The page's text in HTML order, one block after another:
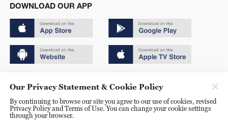
DOWNLOAD OUR APP
京ICP备20000184号
京公网安备 11010502050052号
Our Privacy Statement & Cookie Policy
By continuing to browse our site you agree to our use of cookies, revised
Privacy Policy and Terms of Use. You can change your cookie settings
through your browser.